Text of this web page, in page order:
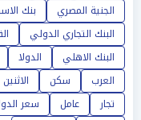
الجنية المصري
بنك
البنك التجاري الدولي
البنك الاهلي
الدولا
العرب
سكن الاثنين
تجار
عامل سعر